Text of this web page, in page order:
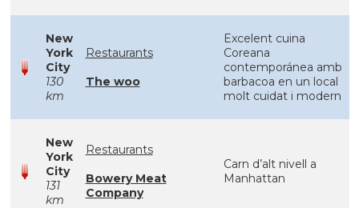
New
York
City
130
km
Restaurants
The woo
Excelent cuina
Coreana
contemporánea amb
barbacoa en un local
molt cuidat i modern
New
York
City
131
km
Restaurants
Bowery Meat
Company
Carn d’alt nivell a
Manhattan